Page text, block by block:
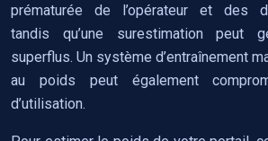
prématurée de l’opérateur et des
tandis qu’une surestimation peut
superflus. Un système d’entraînement
au poids peut également
d’utilisation.